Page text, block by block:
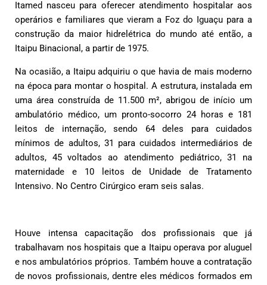
Itamed nasceu para oferecer atendimento hospitalar aos
operários e familiares que vieram a Foz do Iguaçu para a
construção da maior hidrelétrica do mundo até então, a
Itaipu Binacional, a partir de 1975.
Na ocasião, a Itaipu adquiriu o que havia de mais moderno
na época para montar o hospital. A estrutura, instalada em
uma área construída de 11.500 m², abrigou de início um
ambulatório médico, um pronto-socorro 24 horas e 181
leitos de internação, sendo 64 deles para cuidados
mínimos de adultos, 31 para cuidados intermediários de
adultos, 45 voltados ao atendimento pediátrico, 31 na
maternidade e 10 leitos de Unidade de Tratamento
Intensivo. No Centro Cirúrgico eram seis salas.
Houve intensa capacitação dos profissionais que já
trabalhavam nos hospitais que a Itaipu operava por aluguel
e nos ambulatórios próprios. Também houve a contratação
de novos profissionais, dentre eles médicos formados em